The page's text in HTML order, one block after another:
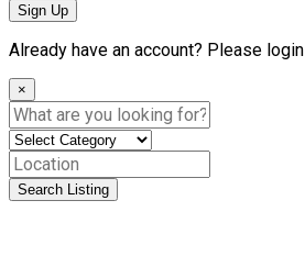
Sign Up
Already have an account? Please login
×
Search Listing